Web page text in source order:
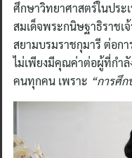
ศึกษาวิทยาศาสตร์ในปร
สมเด็จพระกนิษฐาธิราชเ
สยามบรมราชกุมารี ต่อก
ไม่เพียงมีคุณค่าต่อผู้ที่กำ
คนทุกคน เพราะ “การศึ